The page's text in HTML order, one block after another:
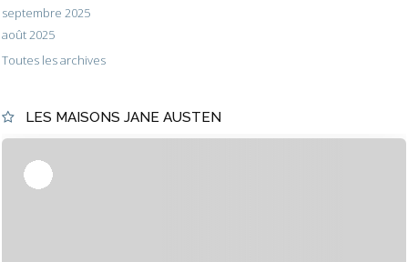
septembre 2025
août 2025
Toutes les archives
LES MAISONS JANE AUSTEN